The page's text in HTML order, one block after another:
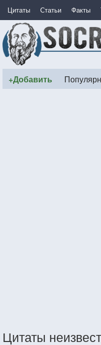
Цитаты Статьи Факты
+Добавить
Цитаты